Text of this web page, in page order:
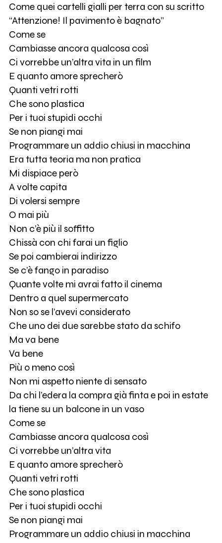
Come quei cartelli gialli per terra con su scritto
“Attenzione! Il pavimento è bagnato”
Come se
Cambiasse ancora qualcosa così
Ci vorrebbe un’altra vita in un film
E quanto amore sprecherò
Quanti vetri rotti
Che sono plastica
Per i tuoi stupidi occhi
Se non piangi mai
Programmare un addio chiusi in macchina
Era tutta teoria ma non pratica
Mi dispiace però
A volte capita
Di volersi sempre
O mai più
Non c’è più il soffitto
Chissà con chi farai un figlio
Se poi cambierai indirizzo
Se c’è fango in paradiso
Quante volte mi avrai fatto il cinema
Dentro a quel supermercato
Non so se l’avevi considerato
Che uno dei due sarebbe stato da schifo
Ma va bene
Va bene
Più o meno così
Non mi aspetto niente di sensato
Da chi l’edera la compra già finta e poi in estate
la tiene su un balcone in un vaso
Come se
Cambiasse ancora qualcosa così
Ci vorrebbe un’altra vita
E quanto amore sprecherò
Quanti vetri rotti
Che sono plastica
Per i tuoi stupidi occhi
Se non piangi mai
Programmare un addio chiusi in macchina